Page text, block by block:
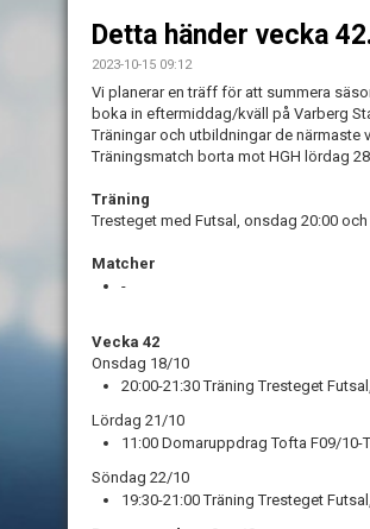
Detta händer vecka
2023-10-15 09:12
Vi planerar en träff för att summera
boka in eftermiddag/kväll på Varberg
Träningar och utbildningar de
Träningsmatch borta mot HGH lördag
Träning
Tresteget med Futsal, onsdag 20:00
Matcher
-
Vecka 42
Onsdag 18/10
20:00-21:30 Träning Tresteget
Lördag 21/10
11:00 Domaruppdrag Tofta F09/
Söndag 22/10
19:30-21:00 Träning Tresteget